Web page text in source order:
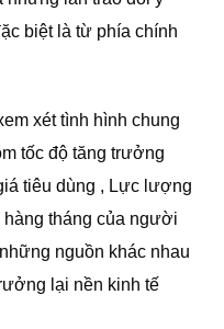
biệt là từ phía chính
xét tình hình chung
tốc độ tăng trưởng
tiêu dùng , Lực lượng
tháng của người
nguồn khác nhau
lại nền kinh tế